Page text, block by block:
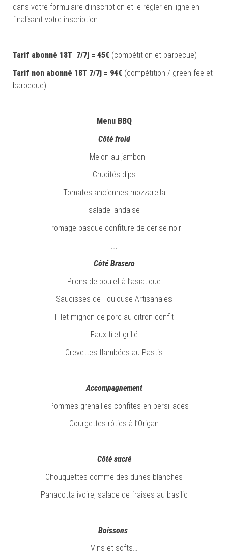
dans votre formulaire d’inscription et le régler en ligne en
finalisant votre inscription.
Tarif abonné 18T 7/7j = 45€ (compétition et barbecue)
Tarif non abonné 18T 7/7j = 94€ (compétition / green fee et
barbecue)
Menu BBQ
Côté froid
Melon au jambon
Crudités dips
Tomates anciennes mozzarella
salade landaise
Fromage basque confiture de cerise noir
….
Côté Brasero
Pilons de poulet à l’asiatique
Saucisses de Toulouse Artisanales
Filet mignon de porc au citron confit
Faux filet grillé
Crevettes flambées au Pastis
…
Accompagnement
Pommes grenailles confites en persillades
Courgettes rôties à l’Origan
…
Côté sucré
Chouquettes comme des dunes blanches
Panacotta ivoire, salade de fraises au basilic
…
Boissons
Vins et softs…